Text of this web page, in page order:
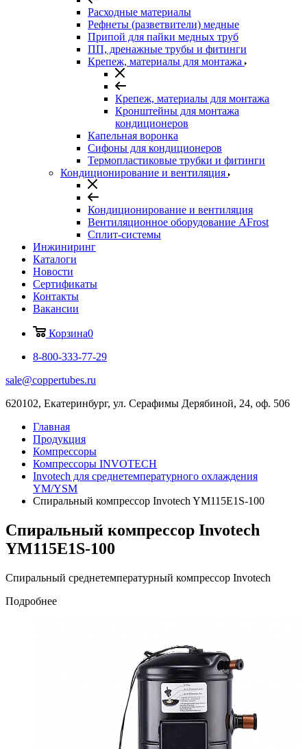
Расходные материалы
Рефнеты (разветвители) медные
Припой для пайки медных труб
ПП, дренажные трубы и фитинги
Крепеж, материалы для монтажа
Крепеж, материалы для монтажа
Кронштейны для монтажа
кондиционеров
Капельная воронка
Сифоны для кондиционеров
Термопластиковые трубки и фитинги
Кондиционирование и вентиляция
Кондиционирование и вентиляция
Вентиляционное оборудование AFrost
Сплит-системы
Инжиниринг
Каталоги
Новости
Сертификаты
Контакты
Вакансии
Корзина0
8-800-333-77-29
sale@coppertubes.ru
620102, Екатеринбург, ул. Серафимы Дерябиной, 24, оф. 506
Главная
Продукция
Компрессоры
Компрессоры INVOTECH
Invotech для среднетемпературного охлаждения
YM/YSM
Спиральный компрессор Invotech YM115E1S-100
Спиральный компрессор Invotech
YM115E1S-100
Спиральный среднетемпературный компрессор Invotech
Подробнее